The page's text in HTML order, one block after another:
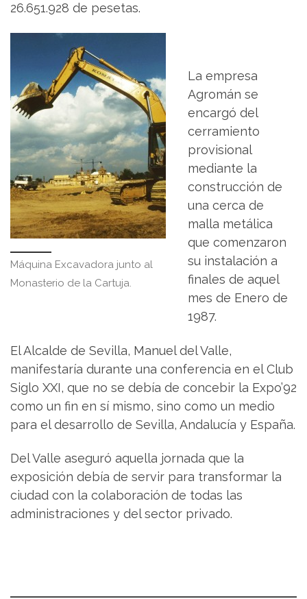
26.651.928 de pesetas.
Máquina Excavadora junto al
Monasterio de la Cartuja.
La empresa
Agromán se
encargó del
cerramiento
provisional
mediante la
construcción de
una cerca de
malla metálica
que comenzaron
su instalación a
finales de aquel
mes de Enero de
1987.
El Alcalde de Sevilla, Manuel del Valle,
manifestaría durante una conferencia en el Club
Siglo XXI, que no se debía de concebir la Expo’92
como un fin en sí mismo, sino como un medio
para el desarrollo de Sevilla, Andalucía y España.
Del Valle aseguró aquella jornada que la
exposición debía de servir para transformar la
ciudad con la colaboración de todas las
administraciones y del sector privado.